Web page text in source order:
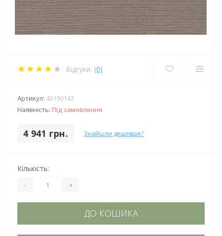
Відгуки: (0)
Артикул: 43190143
Наявність: Під замовлення
4 941 грн. Знайшли дешевше?
Кількість:
- +
ДО КОШИКА